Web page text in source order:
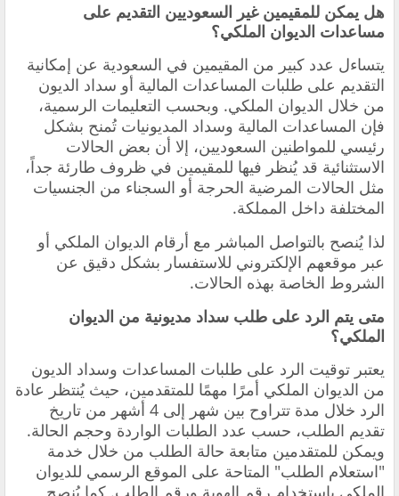
هل يمكن للمقيمين غير السعوديين التقديم على
مساعدات الديوان الملكي؟
يتساءل عدد كبير من المقيمين في السعودية عن إمكانية
التقديم على طلبات المساعدات المالية أو سداد الديون
من خلال الديوان الملكي. وبحسب التعليمات الرسمية،
فإن المساعدات المالية وسداد المديونيات تُمنح بشكل
رئيسي للمواطنين السعوديين، إلا أن بعض الحالات
الاستثنائية قد يُنظر فيها للمقيمين في ظروف طارئة جداً،
مثل الحالات المرضية الحرجة أو السجناء من الجنسيات
المختلفة داخل المملكة.
لذا يُنصح بالتواصل المباشر مع أرقام الديوان الملكي أو
عبر موقعهم الإلكتروني للاستفسار بشكل دقيق عن
الشروط الخاصة بهذه الحالات.
متى يتم الرد على طلب سداد مديونية من الديوان
الملكي؟
يعتبر توقيت الرد على طلبات المساعدات وسداد الديون
من الديوان الملكي أمرًا مهمًا للمتقدمين، حيث يُنتظر عادة
الرد خلال مدة تتراوح بين شهر إلى 4 أشهر من تاريخ
تقديم الطلب، حسب عدد الطلبات الواردة وحجم الحالة.
ويمكن للمتقدمين متابعة حالة الطلب من خلال خدمة
"استعلام الطلب" المتاحة على الموقع الرسمي للديوان
الملكي باستخدام رقم الهوية ورقم الطلب. كما يُنصح